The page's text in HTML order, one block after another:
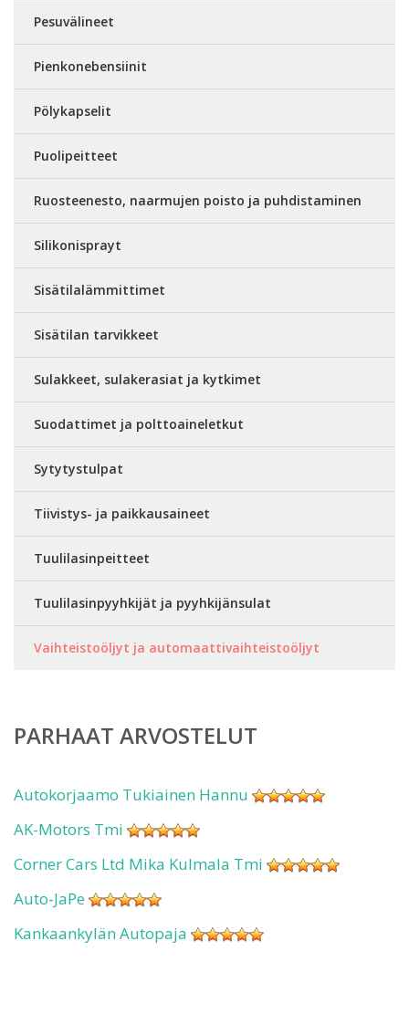
Pesuvälineet
Pienkonebensiinit
Pölykapselit
Puolipeitteet
Ruosteenesto, naarmujen poisto ja puhdistaminen
Silikonisprayt
Sisätilalämmittimet
Sisätilan tarvikkeet
Sulakkeet, sulakerasiat ja kytkimet
Suodattimet ja polttoaineletkut
Sytytystulpat
Tiivistys- ja paikkausaineet
Tuulilasinpeitteet
Tuulilasinpyyhkijät ja pyyhkijänsulat
Vaihteistoöljyt ja automaattivaihteistoöljyt
PARHAAT ARVOSTELUT
Autokorjaamo Tukiainen Hannu
AK-Motors Tmi
Corner Cars Ltd Mika Kulmala Tmi
Auto-JaPe
Kankaankylän Autopaja